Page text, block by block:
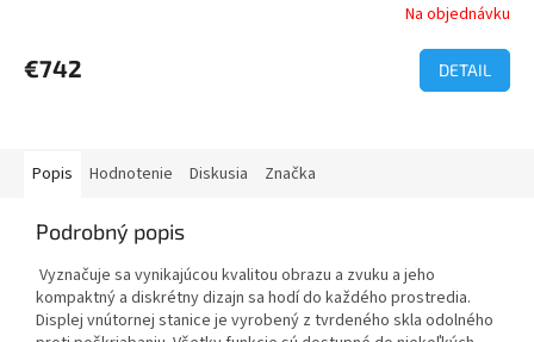
Na objednávku
€742 DETAIL
Popis Hodnotenie Diskusia Značka
Podrobný popis
Vyznačuje sa vynikajúcou kvalitou obrazu a zvuku a jeho
kompaktný a diskrétny dizajn sa hodí do každého prostredia.
Displej vnútornej stanice je vyrobený z tvrdeného skla odolného